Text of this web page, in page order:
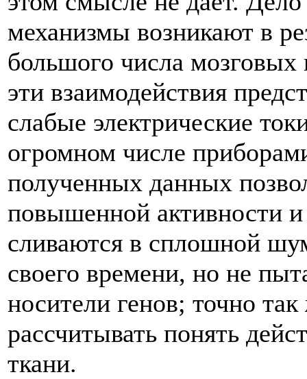
механизмы возникают в
большого числа
эти взаимодействия
слабые электрические
огромном числе
полученных данных
повышенной активности и
сливаются в сплошной
своего времени, но не
носители генов; точно
рассчитывать понять
ткани.